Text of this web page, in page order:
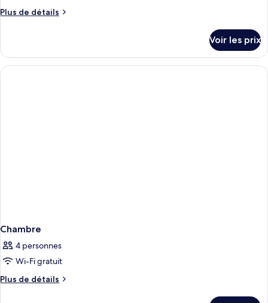
chambre :
Plus de détails
Plus
le
type
de
Voir les prix
Chambre
4 personnes
Wi-Fi gratuit
Plus de détails
Plus